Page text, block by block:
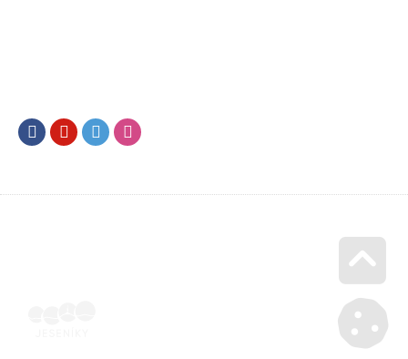
FacebookYoutubeTwitter
Go